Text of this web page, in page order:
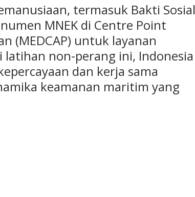
termasuk Bakti Sosial
MNEK di Centre Point
(MEDCAP) untuk layanan
non-perang ini, Indonesia
dan kerja sama
keamanan maritim yang